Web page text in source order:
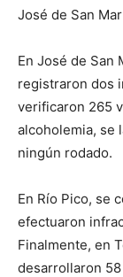
José de San
En José de San
registraron dos
verificaron 265
alcoholemia, se
ningún rodado.
En Río Pico, se
efectuaron
Finalmente, en
desarrollaron